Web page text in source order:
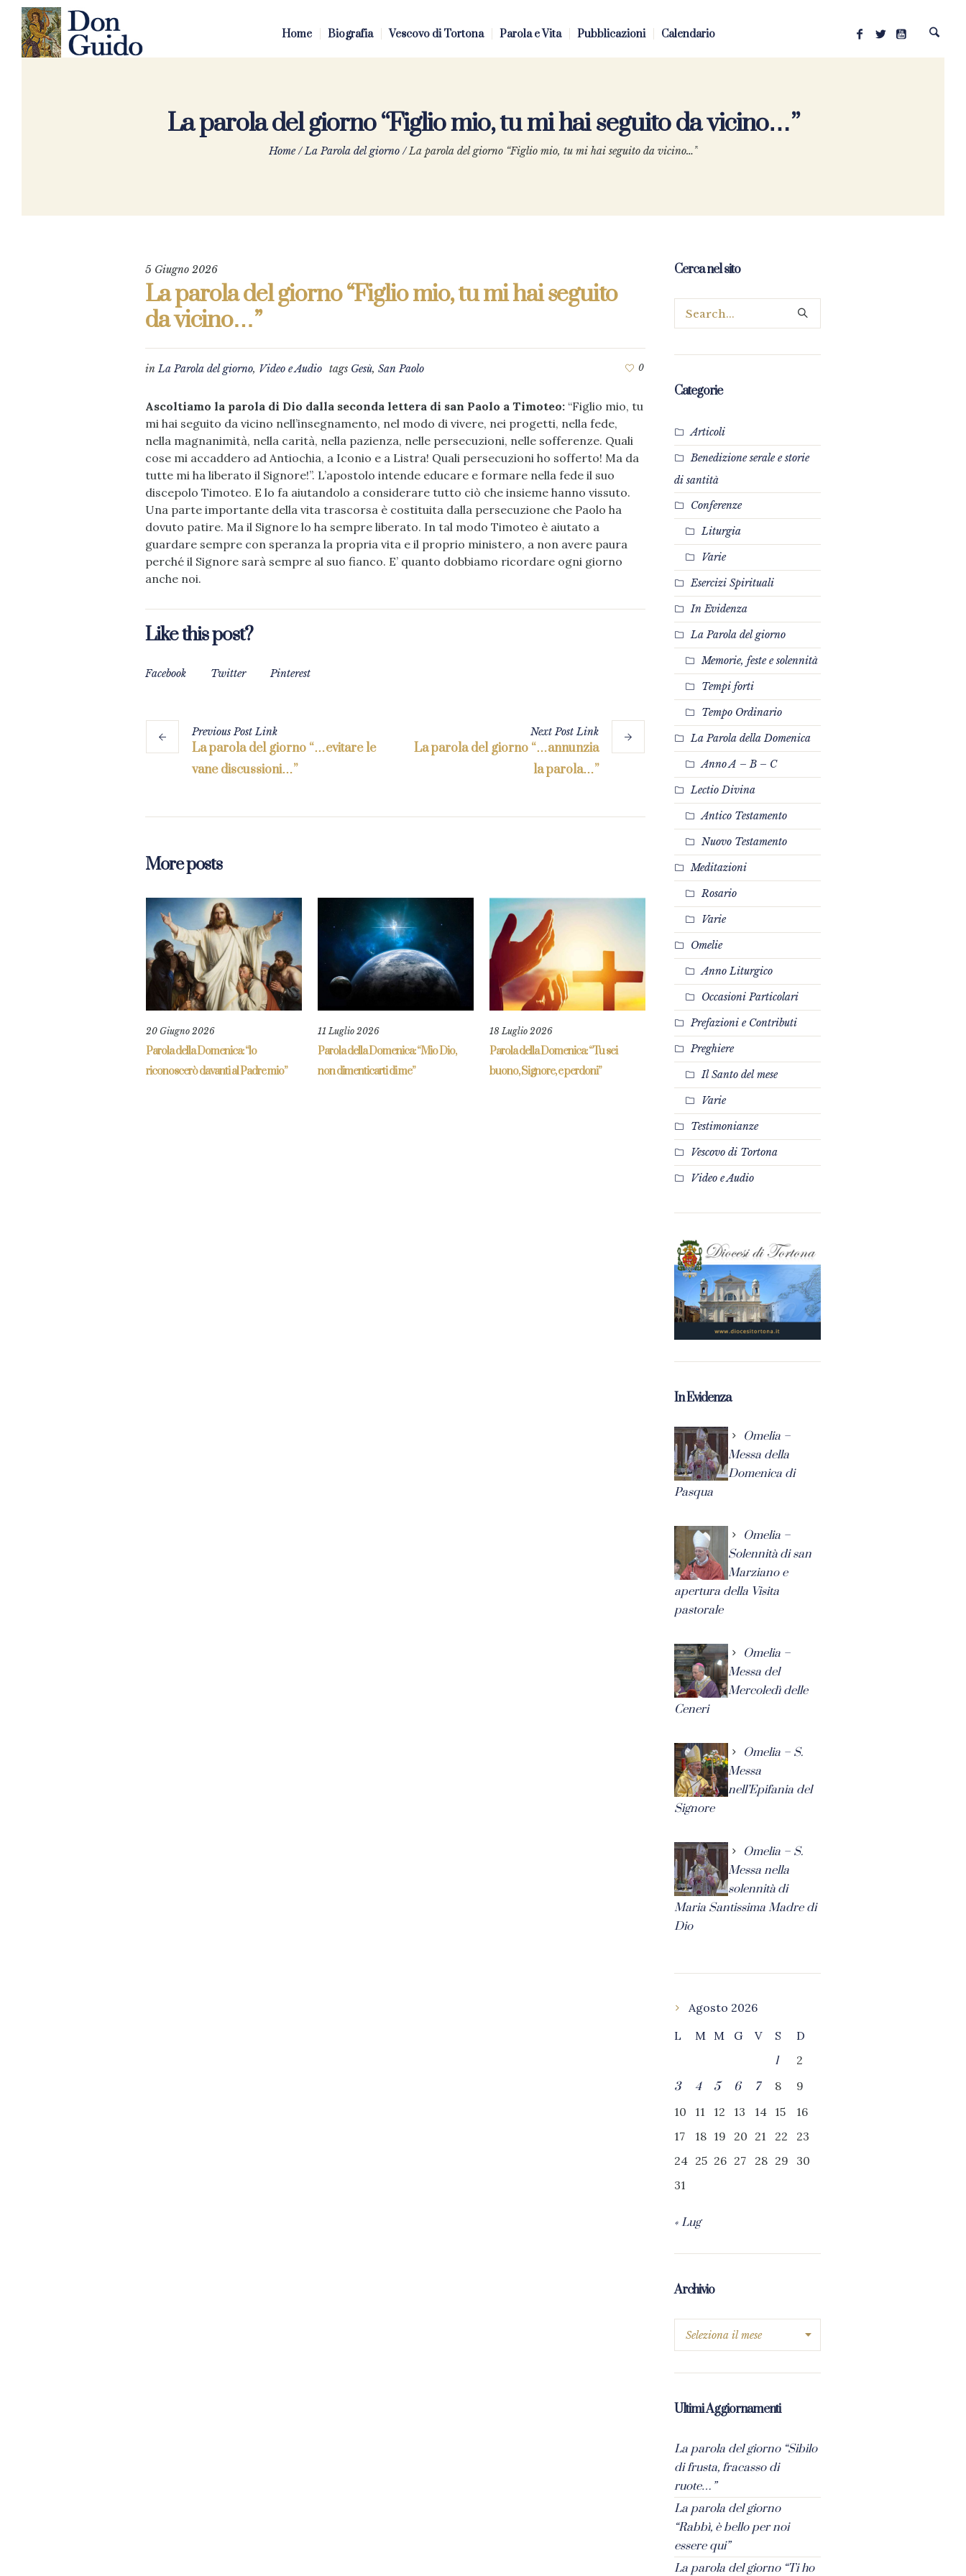
Home Biografia Vescovo di Tortona Parola e Vita Pubblicazioni Calendario
La parola del giorno “Figlio mio, tu mi hai seguito da vicino…”
Home /La Parola del giorno /La parola del giorno “Figlio mio, tu mi hai seguito da vicino…”
5 Giugno 2026
La parola del giorno “Figlio mio, tu mi hai seguito
da vicino…”
inLa Parola del giorno, Video e Audio tags Gesù, San Paolo 0
Ascoltiamo la parola di Dio dalla seconda lettera di san Paolo a Timoteo: “Figlio mio, tu
mi hai seguito da vicino nell’insegnamento, nel modo di vivere, nei progetti, nella fede,
nella magnanimità, nella carità, nella pazienza, nelle persecuzioni, nelle sofferenze. Quali
cose mi accaddero ad Antiochia, a Iconio e a Listra! Quali persecuzioni ho sofferto! Ma da
tutte mi ha liberato il Signore!”. L’apostolo intende educare e formare nella fede il suo
discepolo Timoteo. E lo fa aiutandolo a considerare tutto ciò che insieme hanno vissuto.
Una parte importante della vita trascorsa è costituita dalla persecuzione che Paolo ha
dovuto patire. Ma il Signore lo ha sempre liberato. In tal modo Timoteo è aiutato a
guardare sempre con speranza la propria vita e il proprio ministero, a non avere paura
perché il Signore sarà sempre al suo fianco. E’ quanto dobbiamo ricordare ogni giorno
anche noi.
Like this post?
Facebook Twitter Pinterest
PreviousPostLink
La parola del giorno “…evitare le
vane discussioni…”
NextPostLink
La parola del giorno “…annunzia
la parola…”
More posts
20 Giugno 2026
Parola della Domenica: “lo
riconoscerò davanti al Padre mio”
11 Luglio 2026
Parola della Domenica: “Mio Dio,
non dimenticarti di me”
18 Luglio 2026
Parola della Domenica: “Tu sei
buono, Signore, e perdoni”
Cerca nel sito
Categorie
Articoli
Benedizione serale e storie
di santità
Conferenze
Liturgia
Varie
Esercizi Spirituali
In Evidenza
La Parola del giorno
Memorie, feste e solennità
Tempi forti
Tempo Ordinario
La Parola della Domenica
Anno A – B – C
Lectio Divina
Antico Testamento
Nuovo Testamento
Meditazioni
Rosario
Varie
Omelie
Anno Liturgico
Occasioni Particolari
Prefazioni e Contributi
Preghiere
Il Santo del mese
Varie
Testimonianze
Vescovo di Tortona
Video e Audio
In Evidenza
Omelia –
Messa della
Domenica di
Pasqua
Omelia –
Solennità di san
Marziano e
apertura della Visita
pastorale
Omelia –
Messa del
Mercoledì delle
Ceneri
Omelia – S.
Messa
nell’Epifania del
Signore
Omelia – S.
Messa nella
solennità di
Maria Santissima Madre di
Dio
Agosto 2026
L
M M G V S
D
1
2
3
4 5 6 7 8
9
10
11 12 13 14 15
16
17
18 19 20 21 22
23
24 25 26 27 28 29
30
31
« Lug
Archivio
Ultimi Aggiornamenti
La parola del giorno “Sibilo
di frusta, fracasso di
ruote…”
La parola del giorno
“Rabbì, è bello per noi
essere qui”
La parola del giorno “Ti ho